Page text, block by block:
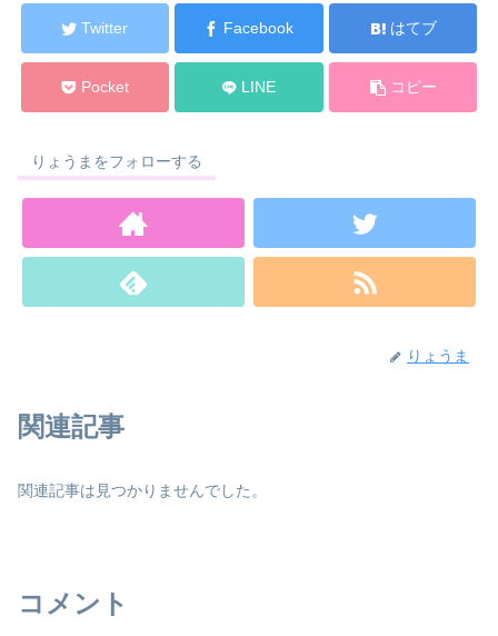
Twitter Facebook はてブ
Pocket LINE コピー
りょうまをフォローする
りょうま
関連記事
関連記事は見つかりませんでした。
コメント